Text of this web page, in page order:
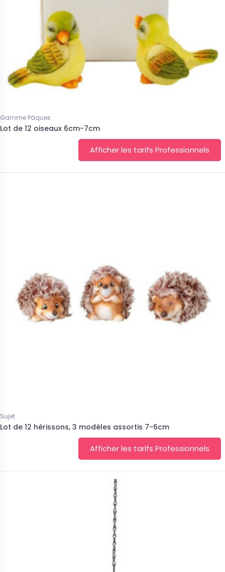
Gamme Pâques
Lot de 12 oiseaux 6cm-7cm
Afficher les tarifs Professionnels
Sujet
Lot de 12 hérissons, 3 modèles assortis 7-6cm
Afficher les tarifs Professionnels